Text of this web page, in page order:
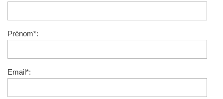
Prénom*:
Email*: